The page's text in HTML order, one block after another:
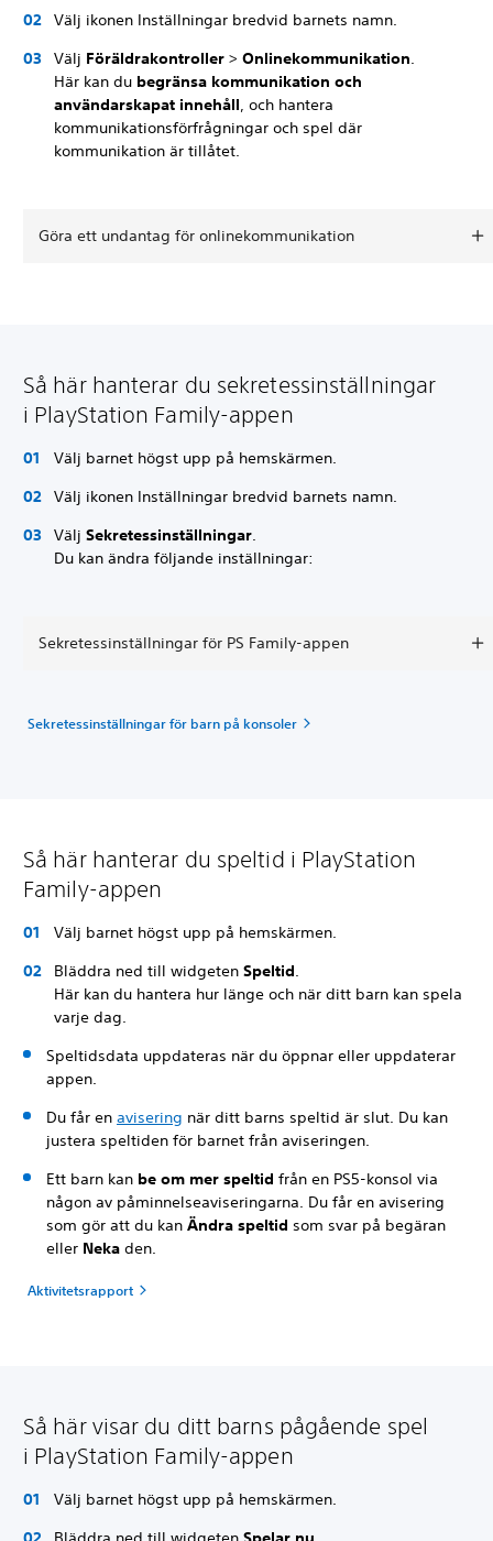
Välj ikonen Inställningar bredvid barnets namn.
Välj Föräldrakontroller > Onlinekommunikation.
Här kan du begränsa kommunikation och
användarskapat innehåll, och hantera
kommunikationsförfrågningar och spel där
kommunikation är tillåtet.
Göra ett undantag för onlinekommunikation
Så här hanterar du sekretessinställningar
i PlayStation Family-appen
Välj barnet högst upp på hemskärmen.
Välj ikonen Inställningar bredvid barnets namn.
Välj Sekretessinställningar.
Du kan ändra följande inställningar:
Sekretessinställningar för PS Family-appen
Sekretessinställningar för barn på konsoler
Så här hanterar du speltid i PlayStation
Family-appen
Välj barnet högst upp på hemskärmen.
Bläddra ned till widgeten Speltid.
Här kan du hantera hur länge och när ditt barn kan spela
varje dag.
Speltidsdata uppdateras när du öppnar eller uppdaterar
appen.
Du får en avisering när ditt barns speltid är slut. Du kan
justera speltiden för barnet från aviseringen.
Ett barn kan be om mer speltid från en PS5-konsol via
någon av påminnelseaviseringarna. Du får en avisering
som gör att du kan Ändra speltid som svar på begäran
eller Neka den.
Aktivitetsrapport
Så här visar du ditt barns pågående spel
i PlayStation Family-appen
Välj barnet högst upp på hemskärmen.